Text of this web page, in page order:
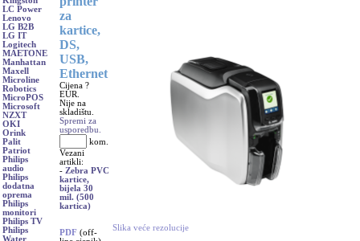
LC Power
Lenovo
LG B2B
LG IT
Logitech
MAETONE
Manhattan
Maxell
Microline
Robotics
MicroPOS
Microsoft
NZXT
OKI
Orink
Palit
Patriot
Philips
audio
Philips
dodatna
oprema
Philips
monitori
Philips TV
Philips
Water
za
kartice,
DS,
USB,
Ethernet
Cijena ?
EUR.
Nije na
skladištu.
Spremi za
usporedbu.
kom.
Vezani
artikli:
- Zebra PVC
kartice,
bijela 30
mil. (500
kartica)
PDF (off-
Slika veće rezolucije